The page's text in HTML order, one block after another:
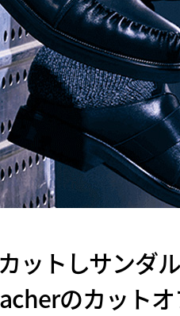
ットしサンダ
のカット